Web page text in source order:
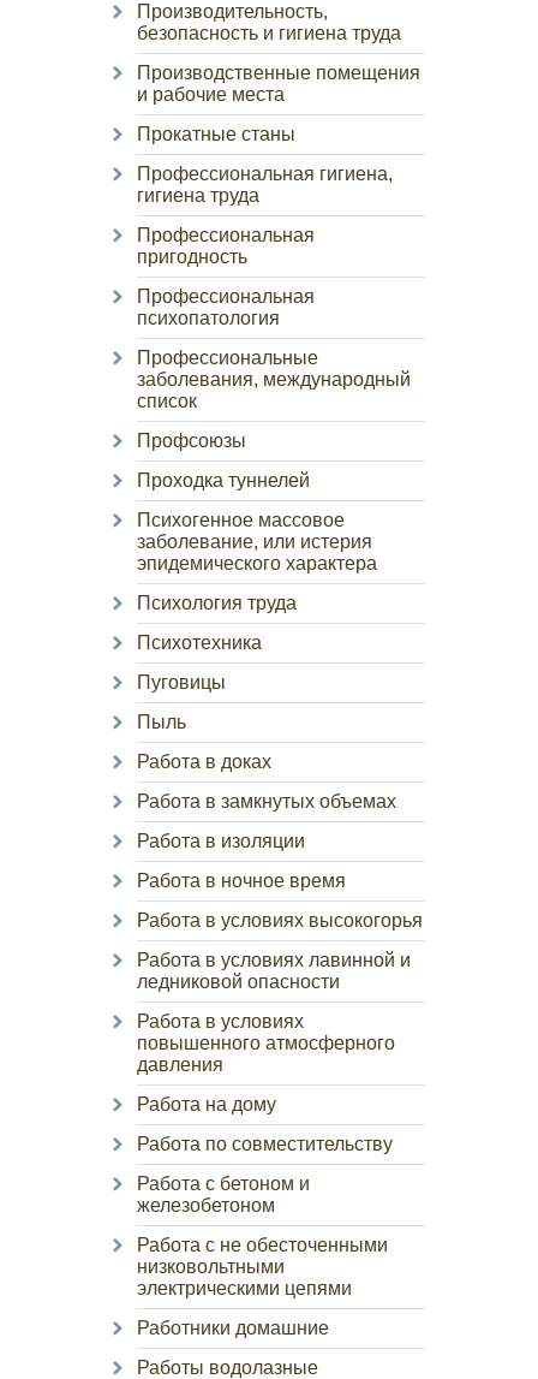
Производительность,
безопасность и гигиена труда
Производственные помещения
и рабочие места
Прокатные станы
Профессиональная гигиена,
гигиена труда
Профессиональная
пригодность
Профессиональная
психопатология
Профессиональные
заболевания, международный
список
Профсоюзы
Проходка туннелей
Психогенное массовое
заболевание, или истерия
эпидемического характера
Психология труда
Психотехника
Пуговицы
Пыль
Работа в доках
Работа в замкнутых объемах
Работа в изоляции
Работа в ночное время
Работа в условиях высокогорья
Работа в условиях лавинной и
ледниковой опасности
Работа в условиях
повышенного атмосферного
давления
Работа на дому
Работа по совместительству
Работа с бетоном и
железобетоном
Работа с не обесточенными
низковольтными
электрическими цепями
Работники домашние
Работы водолазные